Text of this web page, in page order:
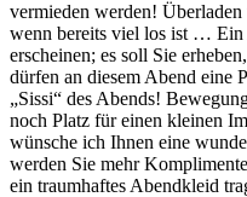
vermieden werden!
wenn bereits viel los ist …
erscheinen; es soll Sie
dürfen an diesem Abend eine
„Sissi“ des Abends!
noch Platz für einen kleinen
wünsche ich Ihnen eine
werden Sie mehr
ein traumhaftes Abendkleid